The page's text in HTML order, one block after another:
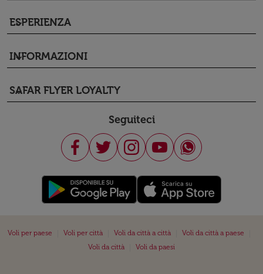
ESPERIENZA
keyboard_arrow_down
INFORMAZIONI
keyboard_arrow_down
SAFAR FLYER LOYALTY
keyboard_arrow_down
Seguiteci
Voli per paese Voli per città Voli da città a città Voli da città a paese
Voli da città
Voli da paesi